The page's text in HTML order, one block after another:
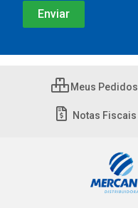
Meus Pedidos
Notas Fiscais